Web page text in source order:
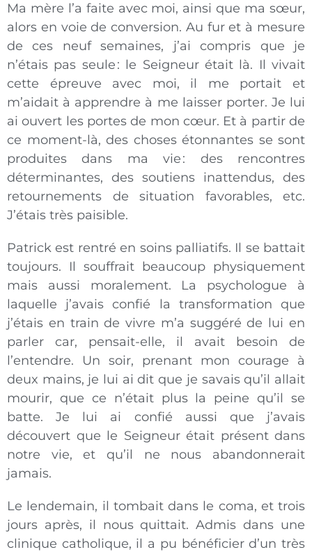
Ma mère l’a faite avec moi, ainsi que ma sœur,
alors en voie de conversion. Au fur et à mesure
de ces neuf semaines, j’ai compris que je
n’étais pas seule : le Seigneur était là. Il vivait
cette épreuve avec moi, il me portait et
m’aidait à apprendre à me laisser porter. Je lui
ai ouvert les portes de mon cœur. Et à partir de
ce moment-là, des choses étonnantes se sont
produites dans ma vie : des rencontres
déterminantes, des soutiens inattendus, des
retournements de situation favorables, etc.
J’étais très paisible.
Patrick est rentré en soins palliatifs. Il se battait
toujours. Il souffrait beaucoup physiquement
mais aussi moralement. La psychologue à
laquelle j’avais confié la transformation que
j’étais en train de vivre m’a suggéré de lui en
parler car, pensait-elle, il avait besoin de
l’entendre. Un soir, prenant mon courage à
deux mains, je lui ai dit que je savais qu’il allait
mourir, que ce n’était plus la peine qu’il se
batte. Je lui ai confié aussi que j’avais
découvert que le Seigneur était présent dans
notre vie, et qu’il ne nous abandonnerait
jamais.
Le lendemain, il tombait dans le coma, et trois
jours après, il nous quittait. Admis dans une
clinique catholique, il a pu bénéficier d’un très